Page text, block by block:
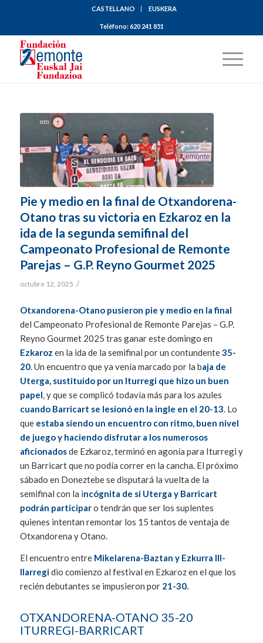
CASTELLANO EUSKERA
Teléfono:620 241 851
Pie y medio en la final de Otxandorena-
Otano tras su victoria en Ezkaroz en la
ida de la segunda semifinal del
Campeonato Profesional de Remonte
Parejas – G.P. Reyno Gourmet 2025
octubre 12, 2025 /
Otxandorena-Otano pusieron pie y medio en la final
del Campeonato Profesional de Remonte Parejas – G.P.
Reyno Gourmet 2025 tras ganar este domingo en
Ezkaroz en la ida de la semifinal por un contundente35-
20. Un encuentro que ya venía marcado por la baja de
Uterga, sustituido por un Iturregi que hizo un buen
papel, y que se complicó todavía más para los azules
cuando Barricart se lesionó en la ingle en el 20-13. Lo
que estaba siendo un encuentro con ritmo, buen nivel
de juego y haciendo disfrutar a los numerosos
aficionadosde Ezkaroz, terminó en agonía para Iturregi y
un Barricart que no podía correr en la cancha. El próximo
sábado en Doneztebe se disputará la vuelta de la
semifinal con la incógnita de si Uterga y Barricart
podrán participaro tendrán que ser los suplentes
quienes intentan remontar los 15 tantos de ventaja de
Otxandorena y Otano.
El encuentro entreMikelarena-Baztan y Ezkurra III-
Ilarregidio comienzo al festival en Ezkaroz en el que los
recién debutantes se impusieron por 21-30.
OTXANDORENA-OTANO 35-20
ITURREGI-BARRICART